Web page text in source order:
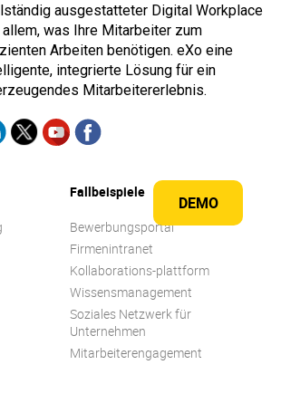
DEMO
ausgestatteter Digital Workplace
was Ihre Mitarbeiter zum
Arbeiten benötigen. eXo eine
integrierte Lösung für ein
Mitarbeitererlebnis.
Fallbeispiele
Bewerbungsportal
Firmenintranet
Kollaborations-plattform
Wissensmanagement
Soziales Netzwerk für
Unternehmen
Mitarbeiterengagement